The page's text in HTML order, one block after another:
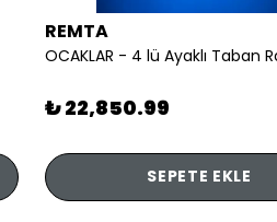
REMTA
₺ 22,850.99
SEPETE EKLE